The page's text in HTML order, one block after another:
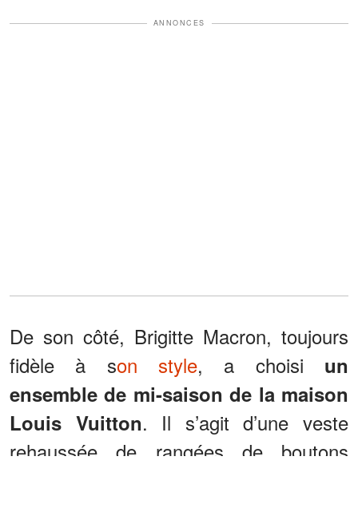
ANNONCES
De son côté, Brigitte Macron, toujours
fidèle à son style, a choisi un
ensemble de mi-saison de la maison
Louis Vuitton. Il s’agit d’une veste
rehaussée de rangées de boutons